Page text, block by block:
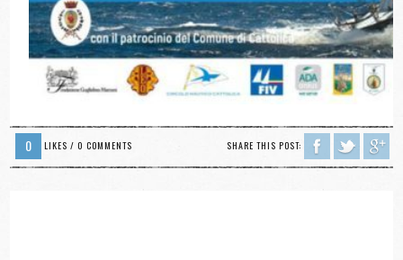
0 LIKES / 0 COMMENTS SHARE THIS POST: